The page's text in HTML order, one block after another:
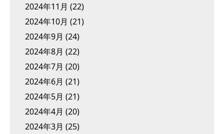
2024年11月 (22)
2024年10月 (21)
2024年9月 (24)
2024年8月 (22)
2024年7月 (20)
2024年6月 (21)
2024年5月 (21)
2024年4月 (20)
2024年3月 (25)